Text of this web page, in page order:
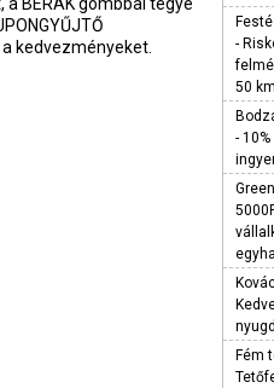
kedvezményeket.
-
50
-
Fém